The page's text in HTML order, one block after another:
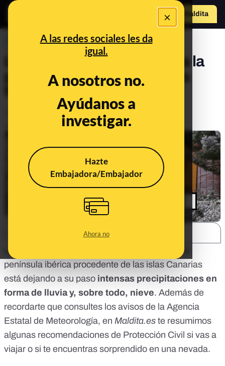
×
A las redes sociales les da
igual.
A nosotros no.
Ayúdanos a
investigar.
Hazte
Embajadora/Embajador
Ahora no
Hazte Maldita
PREBUNKING
La borrasca Filomena azota la
península ibérica: consejos
frente a una nevada
Jan 8, 2021, 10:09:00 PM
La
que está recorriendo la
península ibérica procedente de las islas Canarias
está dejando a su paso intensas precipitaciones en
forma de lluvia y, sobre todo, nieve. Además de
recordarte que consultes los avisos de la Agencia
Estatal de Meteorología, en Maldita.es te resumimos
algunas recomendaciones de Protección Civil si vas a
viajar o si te encuentras sorprendido en una nevada.